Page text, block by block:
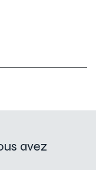
avez